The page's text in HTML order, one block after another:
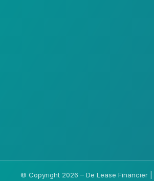
© Copyright 2026 – De Lease Financier |